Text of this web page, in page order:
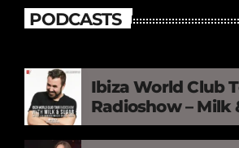
PODCASTS
Ibiza World Club
Radioshow – Milk